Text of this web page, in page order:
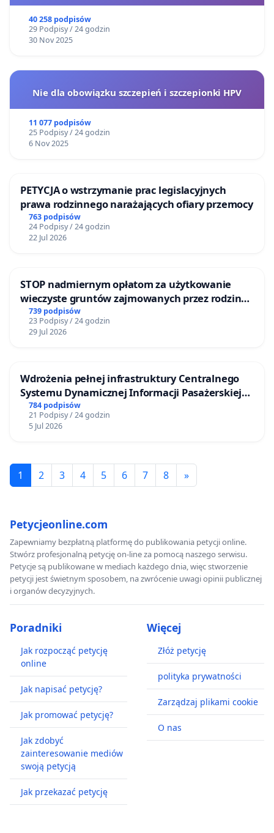
40 258 podpisów
29 Podpisy / 24 godzin
30 Nov 2025
Nie dla obowiązku szczepień i szczepionki HPV
11 077 podpisów
25 Podpisy / 24 godzin
6 Nov 2025
PETYCJA o wstrzymanie prac legislacyjnych
prawa rodzinnego narażających ofiary przemocy
763 podpisów
24 Podpisy / 24 godzin
22 Jul 2026
STOP nadmiernym opłatom za użytkowanie
wieczyste gruntów zajmowanych przez rodzinne
ogrody działkowe.
739 podpisów
23 Podpisy / 24 godzin
29 Jul 2026
Wdrożenia pełnej infrastruktury Centralnego
Systemu Dynamicznej Informacji Pasażerskiej
(CSDiP) na stacji kolejowej w Łomży
784 podpisów
21 Podpisy / 24 godzin
5 Jul 2026
1 2 3 4 5 6 7 8 »
Petycjeonline.com
Zapewniamy bezpłatną platformę do publikowania petycji online.
Stwórz profesjonalną petycję on-line za pomocą naszego serwisu.
Petycje są publikowane w mediach każdego dnia, więc stworzenie
petycji jest świetnym sposobem, na zwrócenie uwagi opinii publicznej
i organów decyzyjnych.
Poradniki
Jak rozpocząć petycję
online
Jak napisać petycję?
Jak promować petycję?
Jak zdobyć
zainteresowanie mediów
swoją petycją
Jak przekazać petycję
Więcej
Złóż petycję
polityka prywatności
Zarządzaj plikami cookie
O nas